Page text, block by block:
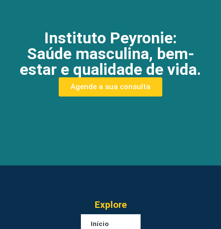
Instituto Peyronie:
Saúde masculina, bem-
estar e qualidade de vida.
Agende a sua consulta
Explore
Início